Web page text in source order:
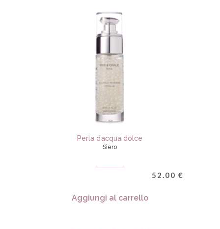
Perla d’acqua dolce
Siero
52.00 €
Aggiungi al carrello